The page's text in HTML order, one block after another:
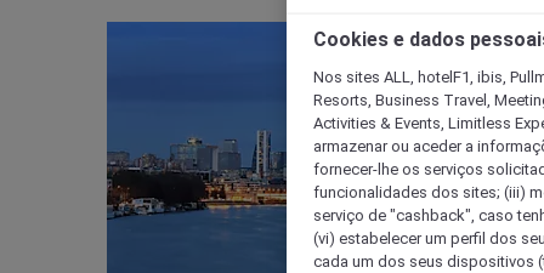
Cookies e dados
Nos sites ALL, hotelF1, ibis,
Resorts, Business Travel,
Activities & Events, Limitless
armazenar ou aceder a
fornecer-lhe os serviços
funcionalidades dos sites; (iii)
serviço de "cashback", caso
(vi) estabelecer um perfil dos
cada um dos seus dispositivos